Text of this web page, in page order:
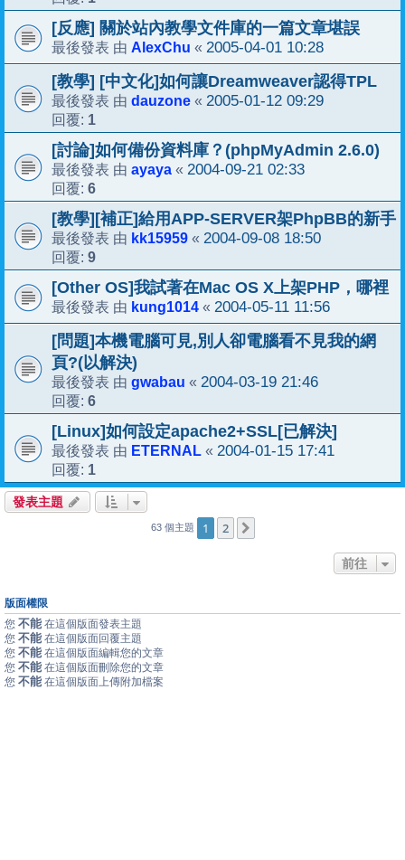
[反應] 關於站內教學文件庫的一篇文章堪誤
最後發表 由 AlexChu « 2005-04-01 10:28
[教學] [中文化]如何讓Dreamweaver認得TPL
最後發表 由 dauzone « 2005-01-12 09:29
回覆: 1
[討論]如何備份資料庫？(phpMyAdmin 2.6.0)
最後發表 由 ayaya « 2004-09-21 02:33
回覆: 6
[教學][補正]給用APP-SERVER架PhpBB的新手
最後發表 由 kk15959 « 2004-09-08 18:50
回覆: 9
[Other OS]我試著在Mac OS X上架PHP，哪裡
最後發表 由 kung1014 « 2004-05-11 11:56
[問題]本機電腦可見,別人卻電腦看不見我的網
頁?(以解決)
最後發表 由 gwabau « 2004-03-19 21:46
回覆: 6
[Linux]如何設定apache2+SSL[已解決]
最後發表 由 ETERNAL « 2004-01-15 17:41
回覆: 1
發表主題
63 個主題 1 2
前往
版面權限
您 不能 在這個版面發表主題
您 不能 在這個版面回覆主題
您 不能 在這個版面編輯您的文章
您 不能 在這個版面刪除您的文章
您 不能 在這個版面上傳附加檔案